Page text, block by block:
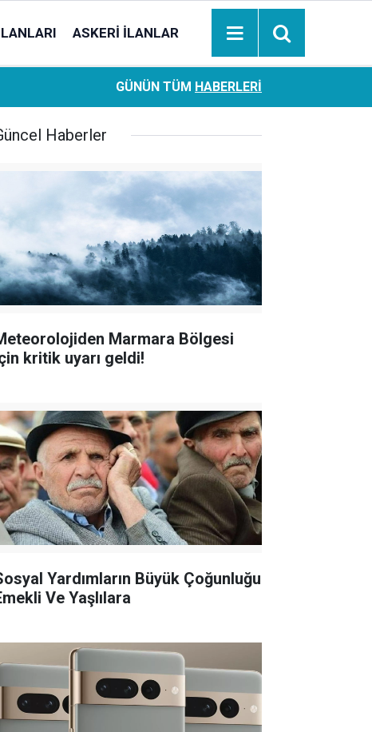
ASKERI İLANLAR
Ziraat Bankası başvuran emeklilere hemen ödeme
hesaplara geçiyor
GÜNÜN TÜM HABERLERI
Haberler
Marmara Bölgesi
kritik uyarı geldi!
Yardımların Büyük Çoğunluğu
Ve Yaşlılara